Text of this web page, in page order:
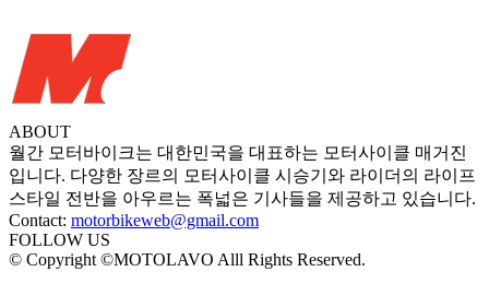
ABOUT
월간 모터바이크는 대한민국을 대표하는 모터사이클 매거진
입니다. 다양한 장르의 모터사이클 시승기와 라이더의 라이프
스타일 전반을 아우르는 폭넓은 기사들을 제공하고 있습니다.
Contact: motorbikeweb@gmail.com
FOLLOW US
© Copyright ©MOTOLAVO Alll Rights Reserved.